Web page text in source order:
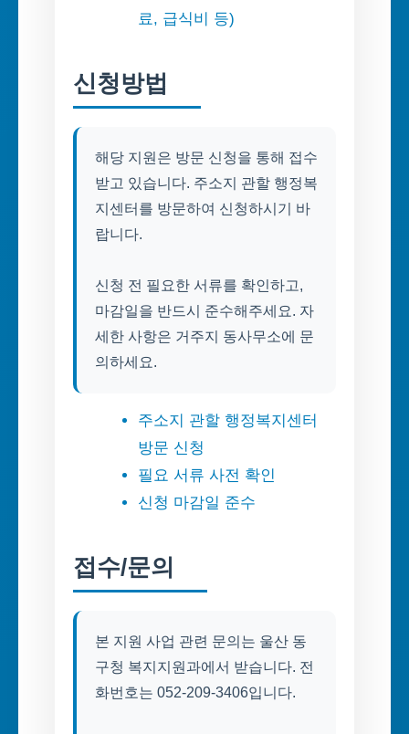
료, 급식비 등)
신청방법
해당 지원은 방문 신청을 통해 접수
받고 있습니다. 주소지 관할 행정복
지센터를 방문하여 신청하시기 바
랍니다.
신청 전 필요한 서류를 확인하고,
마감일을 반드시 준수해주세요. 자
세한 사항은 거주지 동사무소에 문
의하세요.
주소지 관할 행정복지센터
방문 신청
필요 서류 사전 확인
신청 마감일 준수
접수/문의
본 지원 사업 관련 문의는 울산 동
구청 복지지원과에서 받습니다. 전
화번호는 052-209-3406입니다.